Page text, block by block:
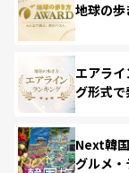
地球の
エアラ
グ形式で
Next韓
グルメ・